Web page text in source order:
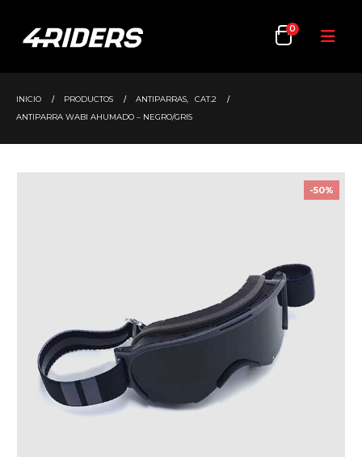
0
INICIO PRODUCTOS ANTIPARRAS
CAT.2
ANTIPARRA WABI AHUMADO – NEGRO/GRIS
-50%